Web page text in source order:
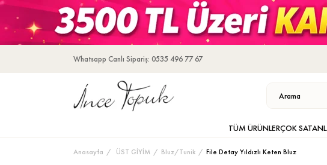
Whatsapp Canlı Sipariş: 0535 496 77 67
TÜM ÜRÜNLERÇOK
Anasayfa ÜST GİYİM Bluz/Tunik File Detay Yıldızlı Keten Bluz